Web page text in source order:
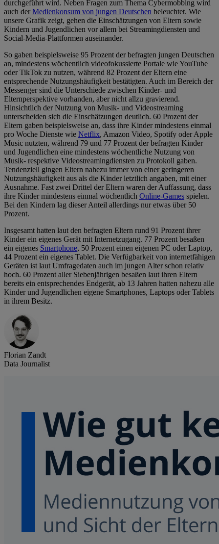
durchgeführt wird. Neben Fragen zum Thema Cybermobbing wird
auch derMedienkonsum von jungen Deutschen beleuchtet. Wie
unsere Grafik zeigt, gehen die Einschätzungen von Eltern sowie
Kindern und Jugendlichen vor allem bei Streamingdiensten und
Social-Media-Plattformen auseinander.
So gaben beispielsweise 95 Prozent der befragten jungen Deutschen
an, mindestens wöchentlich videofokussierte Portale wie YouTube
oder TikTok zu nutzen, während 82 Prozent der Eltern eine
entsprechende Nutzungshäufigkeit bestätigten. Auch im Bereich der
Messenger sind die Unterschiede zwischen Kinder- und
Elternperspektive vorhanden, aber nicht allzu gravierend.
Hinsichtlich der Nutzung von Musik- und Videostreaming
unterscheiden sich die Einschätzungen deutlich. 60 Prozent der
Eltern gaben beispielsweise an, dass ihre Kinder mindestens einmal
pro Woche Dienste wie Netflix, Amazon Video, Spotify oder Apple
Music nutzten, während 79 und 77 Prozent der befragten Kinder
und Jugendlichen eine mindestens wöchentliche Nutzung von
Musik- respektive Videostreamingdiensten zu Protokoll gaben.
Tendenziell gingen Eltern nahezu immer von einer geringeren
Nutzungshäufigkeit aus als die Kinder letztlich angaben, mit einer
Ausnahme. Fast zwei Drittel der Eltern waren der Auffassung, dass
ihre Kinder mindestens einmal wöchentlich Online-Games spielen.
Bei den Kindern lag dieser Anteil allerdings nur etwas über 50
Prozent.
Insgesamt hatten laut den befragten Eltern rund 91 Prozent ihrer
Kinder ein eigenes Gerät mit Internetzugang. 77 Prozent besaßen
ein eigenes Smartphone, 50 Prozent einen eigenen PC oder Laptop,
44 Prozent ein eigenes Tablet. Die Verfügbarkeit von internetfähigen
Geräten ist laut Umfragedaten auch im jungen Alter schon relativ
hoch. 60 Prozent aller Siebenjährigen besaßen laut ihren Eltern
bereits ein entsprechendes Endgerät, ab 13 Jahren hatten nahezu alle
Kinder und Jugendlichen eigene Smartphones, Laptops oder Tablets
in ihrem Besitz.
Florian Zandt
Data Journalist